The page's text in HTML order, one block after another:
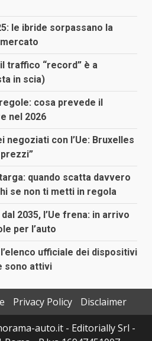
le ibride sorpassano la
traffico “record” è a
in scia)
cosa prevede il
nel 2026
negoziati con l’Ue: Bruxelles
quando scatta davvero
se non ti metti in regola
2035, l’Ue frena: in arrivo
per l’auto
ufficiale dei dispositivi
sono attivi
Privacy Policy
Disclaimer
auto.it - Editorially Srl -